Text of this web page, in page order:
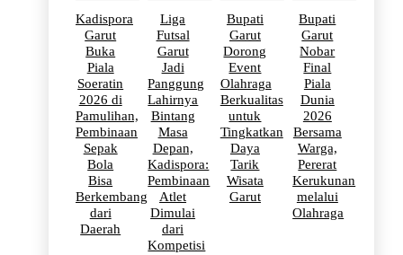
Kadispora
Garut
Buka
Piala
Soeratin
2026 di
Pamulihan,
Pembinaan
Sepak
Bola
Bisa
Berkembang
dari
Daerah
Liga
Futsal
Garut
Jadi
Panggung
Lahirnya
Bintang
Masa
Depan,
Kadispora:
Pembinaan
Atlet
Dimulai
dari
Kompetisi
Bupati
Garut
Dorong
Event
Olahraga
Berkualitas
untuk
Tingkatkan
Daya
Tarik
Wisata
Garut
Bupati
Garut
Nobar
Final
Piala
Dunia
2026
Bersama
Warga,
Pererat
Kerukunan
melalui
Olahraga